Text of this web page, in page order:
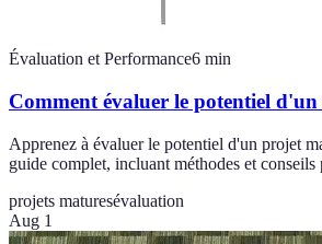
Évaluation et Performance6 min
Comment évaluer le potentiel
Apprenez à évaluer le potentiel d'un projet
guide complet, incluant méthodes et conseils
projets maturesévaluation
Aug 1